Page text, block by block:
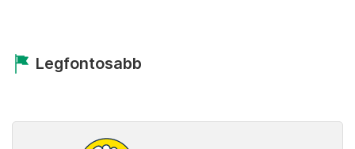
Legfontosabb